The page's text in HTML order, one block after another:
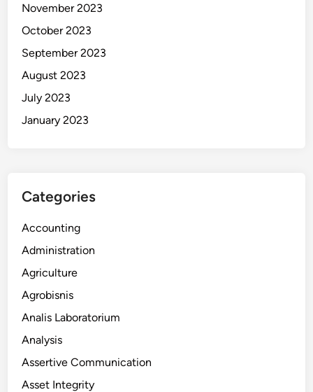
November 2023
October 2023
September 2023
August 2023
July 2023
January 2023
Categories
Accounting
Administration
Agriculture
Agrobisnis
Analis Laboratorium
Analysis
Assertive Communication
Asset Integrity